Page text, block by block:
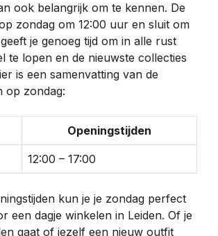
ook belangrijk om te kennen. De
zondag om 12:00 uur en sluit om
je genoeg tijd om in alle rust
te lopen en de nieuwste collecties
is een samenvatting van de
op zondag:
Openingstijden
12:00 – 17:00
kun je je zondag perfect
een dagje winkelen in Leiden. Of je
gaat of jezelf een nieuw outfit